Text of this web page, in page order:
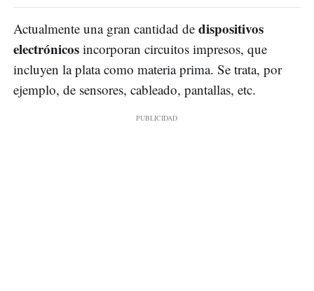
Actualmente una gran cantidad de dispositivos
electrónicos incorporan circuitos impresos, que
incluyen la plata como materia prima. Se trata, por
ejemplo, de sensores, cableado, pantallas, etc.